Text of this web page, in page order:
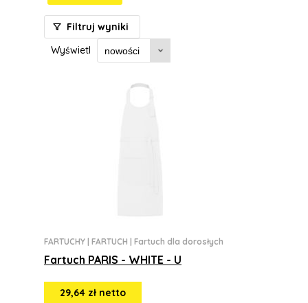
Filtruj wyniki
Wyświetl
FARTUCHY FARTUCH Fartuch dla dorosłych
Fartuch PARIS - WHITE - U
29,64 zł netto